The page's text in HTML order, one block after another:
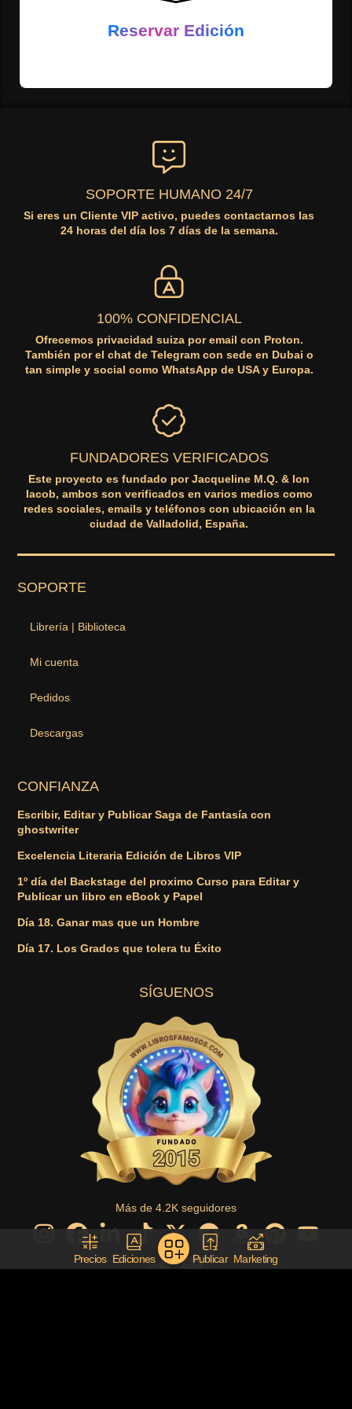
Precios Ediciones Publicar Marketing
Reservar Edición
Reserva una Edición Inmersiva para tu libro y así
destacar entre los Autores TOP
SOPORTE HUMANO 24/7
Si eres un Cliente VIP activo, puedes contactarnos las
24 horas del día los 7 días de la semana.
100% CONFIDENCIAL
Ofrecemos privacidad suiza por email con Proton.
También por el chat de Telegram con sede en Dubai o
tan simple y social como WhatsApp de USA y Europa.
FUNDADORES VERIFICADOS
Este proyecto es fundado por Jacqueline M.Q. & Ion
Iacob, ambos son verificados en varios medios como
redes sociales, emails y teléfonos con ubicación en la
ciudad de Valladolid, España.
SOPORTE
Librería | Biblioteca
Mi cuenta
Pedidos
Descargas
CONFIANZA
Escribir, Editar y Publicar Saga de Fantasía con
ghostwriter
Excelencia Literaria Edición de Libros VIP
1º día del Backstage del proximo Curso para Editar y
Publicar un libro en eBook y Papel
Día 18. Ganar mas que un Hombre
Día 17. Los Grados que tolera tu Éxito
SÍGUENOS
Más de 4.2K seguidores